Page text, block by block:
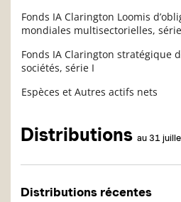
Fonds IA Clarington Loomis
mondiales multisectorielles,
Fonds IA Clarington stratégique
sociétés, série I
Espèces et Autres actifs nets
Distributions au 31
Distributions récentes